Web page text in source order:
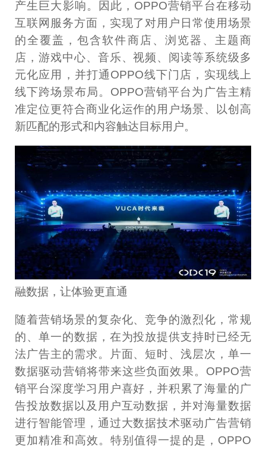
产生巨大影响。因此，OPPO营销平台在移动
互联网服务方面，实现了对用户日常使用场景
的全覆盖，包含软件商店、浏览器、主题商
店，游戏中心、音乐、视频、阅读等系统级多
元化应用，并打通OPPO线下门店，实现线上
线下跨场景布局。OPPO营销平台为广告主精
准定位更符合商业化运作的用户场景、以创高
新匹配的形式和内容触达目标用户。
融数据，让体验更直通
随着营销场景的复杂化、竞争的激烈化，常规
的、单一的数据，在为投放提供支持时已经无
法广告主的需求。片面、短时、浅层次，单一
数据驱动营销将带来这些负面效果。OPPO营
销平台深度学习用户喜好，并积累了海量的广
告投放数据以及用户互动数据，并对海量数据
进行智能管理，通过大数据技术驱动广告营销
更加精准和高效。特别值得一提的是，OPPO